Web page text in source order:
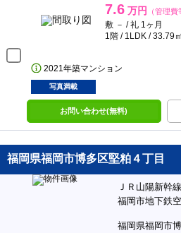
7.6 万円 （管理費
敷 － / 礼 1ヶ月
1階 / 1LDK / 33.79㎡
2021年築マンション
写真満載
お問い合わせ(無料)
福岡県福岡市博多区堅粕４丁目
ＪＲ山陽新幹
福岡市地下鉄
福岡県福岡市